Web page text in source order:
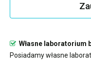
Własne laboratorium
Posiadamy własne